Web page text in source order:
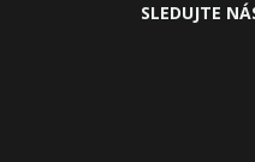
SLEDUJTE